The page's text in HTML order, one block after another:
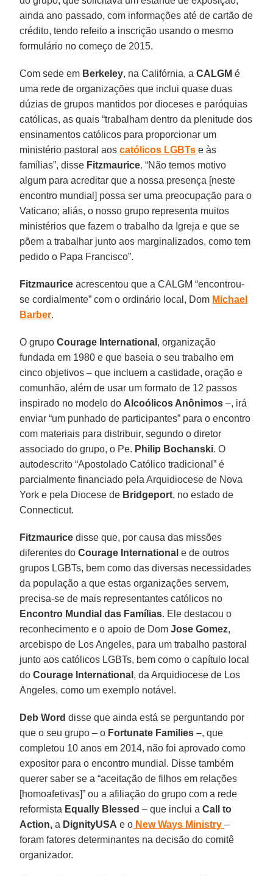
ainda ano passado, com informações até de cartão de
crédito, tendo refeito a inscrição usando o mesmo
formulário no começo de 2015.
Com sede em Berkeley, na Califórnia, aCALGM é
uma rede de organizações que inclui quase duas
dúzias de grupos mantidos por dioceses e paróquias
católicas, as quais “trabalham dentro da plenitude dos
ensinamentos católicos para proporcionar um
ministério pastoral aoscatólicos LGBTs e às
famílias”, disse Fitzmaurice. “Não temos motivo
algum para acreditar que a nossa presença [neste
encontro mundial] possa ser uma preocupação para o
Vaticano; aliás, o nosso grupo representa muitos
ministérios que fazem o trabalho da Igreja e que se
põem a trabalhar junto aos marginalizados, como tem
pedido o Papa Francisco”.
Fitzmaurice acrescentou que a CALGM “encontrou-
se cordialmente” com o ordinário local, Dom Michael
Barber.
O grupoCourage International , organização
fundada em 1980 e que baseia o seu trabalho em
cinco objetivos – que incluem a castidade, oração e
comunhão, além de usar um formato de 12 passos
inspirado no modelo do Alcoólicos Anônimos –, irá
enviar “um punhado de participantes” para o encontro
com materiais para distribuir, segundo o diretor
associado do grupo, o Pe. Philip Bochanski. O
autodescrito “Apostolado Católico tradicional” é
parcialmente financiado pela Arquidiocese de Nova
York e pela Diocese de Bridgeport, no estado de
Connecticut.
Fitzmaurice disse que, por causa das missões
diferentes doCourage International e de outros
grupos LGBTs, bem como das diversas necessidades
da população a que estas organizações servem,
precisa-se de mais representantes católicos no
Encontro Mundial das Famílias. Ele destacou o
reconhecimento e o apoio de DomJose Gomez,
arcebispo de Los Angeles, para um trabalho pastoral
junto aos católicos LGBTs, bem como o capítulo local
doCourage International , da Arquidiocese de Los
Angeles, como um exemplo notável.
Deb Word disse que ainda está se perguntando por
que o seu grupo – o Fortunate Families –, que
completou 10 anos em 2014, não foi aprovado como
expositor para o encontro mundial. Disse também
querer saber se a “aceitação de filhos em relações
[homoafetivas]” ou a afiliação do grupo com a rede
reformista Equally Blessed – que inclui aCall to
Action, a DignityUSA e o New Ways Ministry –
foram fatores determinantes na decisão do comitê
organizador.